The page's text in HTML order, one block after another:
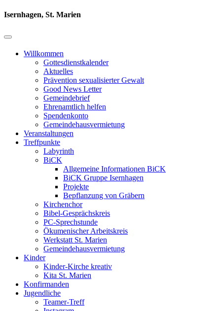
Isernhagen, St. Marien
Willkommen
Gottesdienstkalender
Aktuelles
Prävention sexualisierter Gewalt
Good News Letter
Gemeindebrief
Ehrenamtlich helfen
Spendenkonto
Gemeindehausvermietung
Veranstaltungen
Treffpunkte
Labyrinth
BiCK
Allgemeine Informationen BiCK
BiCK Gruppe Isernhagen
Projekte
Bepflanzung von Gräbern
Kirchenchor
Bibel-Gesprächskreis
PC-Sprechstunde
Ökumenischer Arbeitskreis
Werkstatt St. Marien
Gemeindehausvermietung
Kinder
Kinder-Kirche kreativ
Kita St. Marien
Konfirmanden
Jugendliche
Teamer-Treff